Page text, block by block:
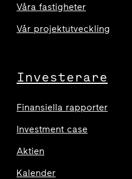
Våra fastigheter
Vår projektutveckling
Investerare
Finansiella rapporter
Investment case
Aktien
Kalender